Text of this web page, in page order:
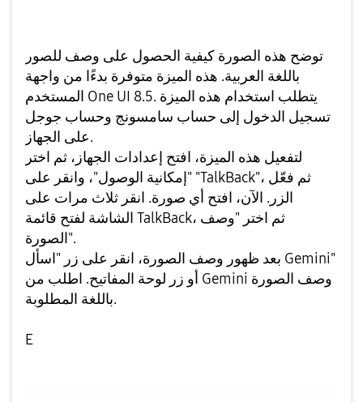
توضح هذه الصورة كيفية الحصول على وصف للصور
باللغة العربية. هذه الميزة متوفرة بدءًا من واجهة
المستخدم One UI 8.5. يتطلب استخدام هذه الميزة
تسجيل الدخول إلى حساب سامسونج وحساب جوجل
على الجهاز.
لتفعيل هذه الميزة، افتح إعدادات الجهاز، ثم اختر
"إمكانية الوصول"، وانقر على "TalkBack"، ثم فعّل
الزر. الآن، افتح أي صورة. انقر ثلاث مرات على
الشاشة لفتح قائمة TalkBack، ثم اختر "وصف
الصورة".
بعد ظهور وصف الصورة، انقر على زر "اسأل Gemini"
أو زر لوحة المفاتيح. اطلب من Gemini وصف الصورة
باللغة المطلوبة.
E